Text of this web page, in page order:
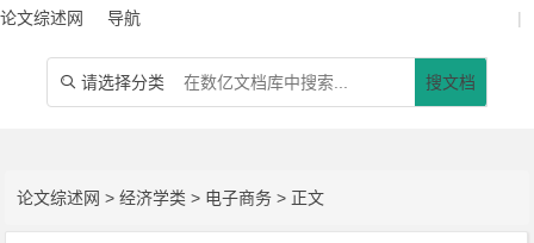
论文综述网 导航 |
 请选择分类 搜文档
论文综述网 >经济学类 > 电子商务 > 正文